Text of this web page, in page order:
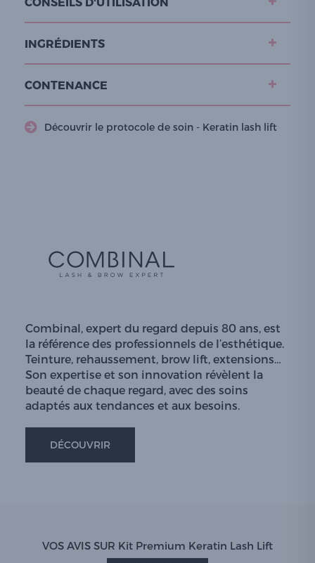
INGRÉDIENTS
CONTENANCE
Découvrir le protocole de soin - Keratin lash lift
Combinal, expert du regard depuis 80 ans, est
la référence des professionnels de l’esthétique.
Teinture, rehaussement, brow lift, extensions…
Son expertise et son innovation révèlent la
beauté de chaque regard, avec des soins
adaptés aux tendances et aux besoins.
DÉCOUVRIR
VOS AVIS SUR Kit Premium Keratin Lash Lift